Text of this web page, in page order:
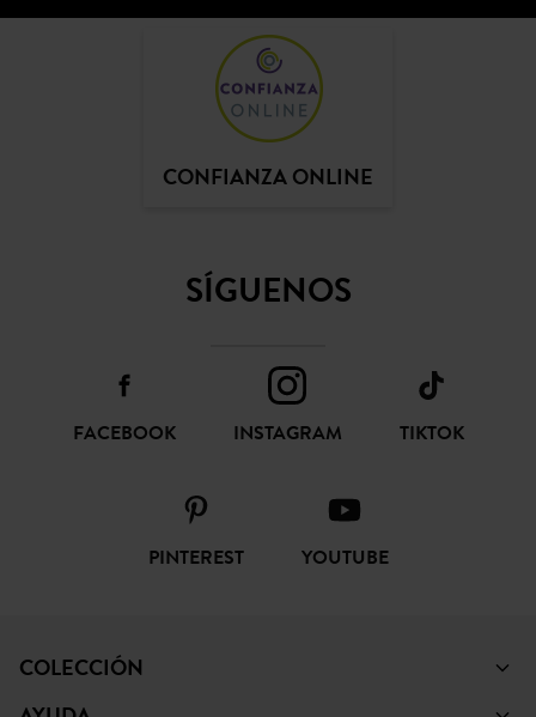
CONFIANZA ONLINE
SÍGUENOS
FACEBOOK INSTAGRAM TIKTOK
PINTEREST YOUTUBE
COLECCIÓN